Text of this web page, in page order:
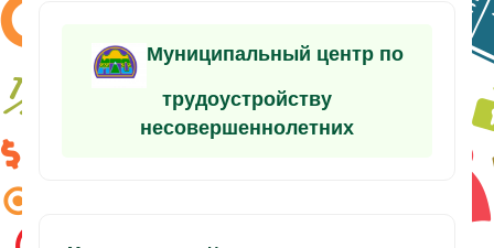
Муниципальный центр по
трудоустройству
несовершеннолетних